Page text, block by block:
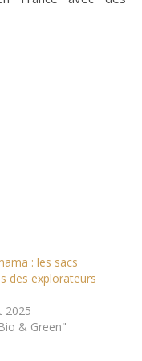
: les sacs
des explorateurs
2025
& Green"